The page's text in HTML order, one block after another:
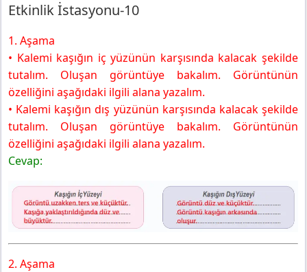
Etkinlik İstasyonu-10
1. Aşama
• Kalemi kaşığın iç yüzünün karşısında kalacak şekilde
tutalım. Oluşan görüntüye bakalım. Görüntünün
özelliğini aşağıdaki ilgili alana yazalım.
• Kalemi kaşığın dış yüzünün karşısında kalacak şekilde
tutalım. Oluşan görüntüye bakalım. Görüntünün
özelliğini aşağıdaki ilgili alana yazalım.
Cevap:
2. Aşama